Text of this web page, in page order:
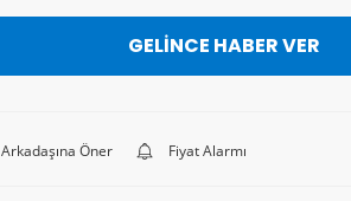
GELİNCE HABER VER
Arkadaşına Öner Fiyat Alarmı